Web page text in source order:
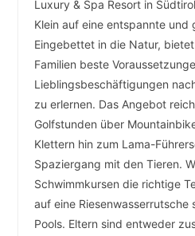
Luxury & Spa Resort in
Klein auf eine entspannte
Eingebettet in die Natur,
Familien beste
Lieblingsbeschäftigungen
zu erlernen. Das Angebot
Golfstunden über
Klettern hin zum Lama-
Spaziergang mit den Tieren.
Schwimmkursen die richtige
auf eine Riesenwasserrutsche
Pools. Eltern sind entweder